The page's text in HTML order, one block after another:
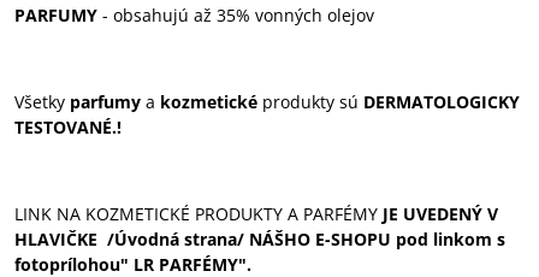
PARFUMY - obsahujú až 35% vonných olejov
Všetky parfumy a kozmetické produkty sú DERMATOLOGICKY
TESTOVANÉ.!
LINK NA KOZMETICKÉ PRODUKTY A PARFÉMY JE UVEDENÝ V
HLAVIČKE /Úvodná strana/ NÁŠHO E-SHOPU pod linkom s
fotoprílohou" LR PARFÉMY".